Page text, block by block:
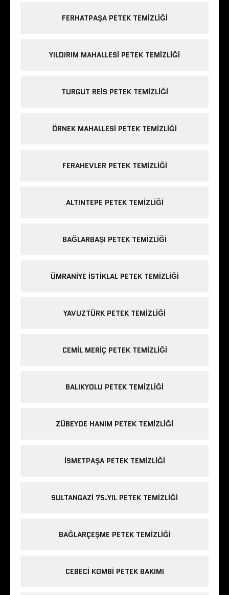
FERHATPAŞA PETEK TEMIZLIĞI
YILDIRIM MAHALLESI PETEK TEMIZLIĞI
TURGUT REIS PETEK TEMIZLIĞI
ÖRNEK MAHALLESI PETEK TEMIZLIĞI
FERAHEVLER PETEK TEMIZLIĞI
ALTINTEPE PETEK TEMIZLIĞI
BAĞLARBAŞI PETEK TEMIZLIĞI
ÜMRANIYE ISTIKLAL PETEK TEMIZLIĞI
YAVUZTÜRK PETEK TEMIZLIĞI
CEMIL MERIÇ PETEK TEMIZLIĞI
BALIKYOLU PETEK TEMIZLIĞI
ZÜBEYDE HANIM PETEK TEMIZLIĞI
ISMETPAŞA PETEK TEMIZLIĞI
SULTANGAZI 75.YIL PETEK TEMIZLIĞI
BAĞLARÇEŞME PETEK TEMIZLIĞI
CEBECI KOMBI PETEK BAKIMI